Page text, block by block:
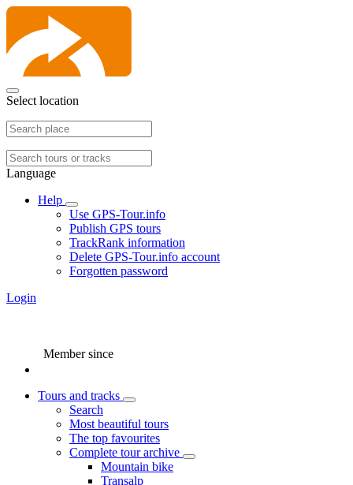
Select location
Language
Help
Use GPS-Tour.info
Publish GPS tours
TrackRank information
Delete GPS-Tour.info account
Forgotten password
Login
Member since
Tours and tracks
Search
Most beautiful tours
The top favourites
Complete tour archive
Mountain bike
Transalp